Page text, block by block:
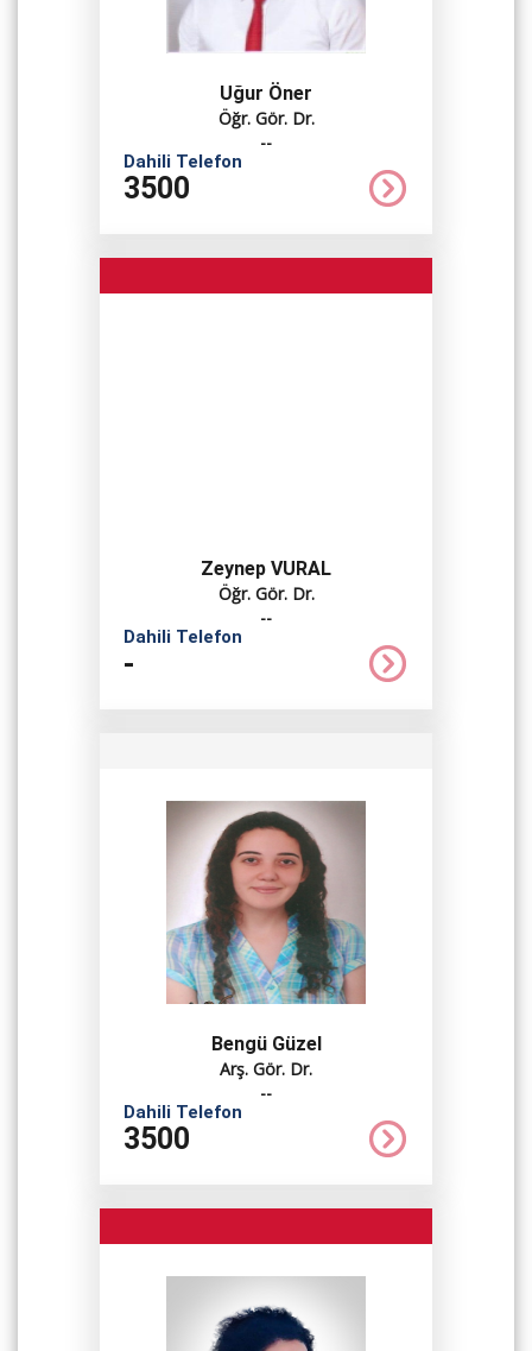
Uğur Öner
Öğr. Gör. Dr.
--
Dahili Telefon
3500
Zeynep VURAL
Öğr. Gör. Dr.
--
Dahili Telefon
-
Bengü Güzel
Arş. Gör. Dr.
--
Dahili Telefon
3500